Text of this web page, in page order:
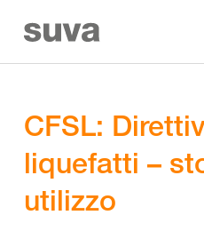
CFSL:
liquefatti –
utilizzo